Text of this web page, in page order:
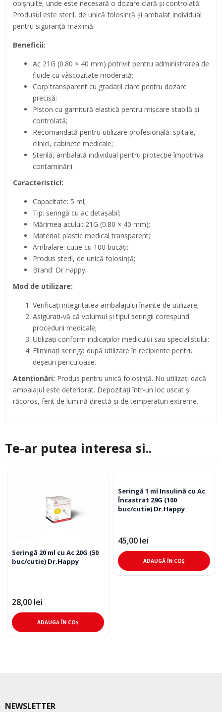
obișnuite, unde este necesară o dozare clară și controlată.
Produsul este steril, de unică folosință și ambalat individual
pentru siguranță maximă.
Beneficii:
Ac 21G (0.80 × 40 mm) potrivit pentru administrarea de
fluide cu vâscozitate moderată;
Corp transparent cu gradații clare pentru dozare
precisă;
Piston cu garnitură elastică pentru mișcare stabilă și
controlată;
Recomandată pentru utilizare profesională: spitale,
clinici, cabinete medicale;
Sterilă, ambalată individual pentru protecție împotriva
contaminării.
Caracteristici:
Capacitate: 5 ml;
Tip: seringă cu ac detașabil;
Mărimea acului: 21G (0.80 × 40 mm);
Material: plastic medical transparent;
Ambalare: cutie cu 100 bucăți;
Produs steril, de unică folosință;
Brand: Dr.Happy.
Mod de utilizare:
Verificați integritatea ambalajului înainte de utilizare;
Asigurați-vă că volumul și tipul seringii corespund
procedurii medicale;
Utilizați conform indicațiilor medicului sau specialistului;
Eliminați seringa după utilizare în recipiente pentru
deșeuri periculoase.
Atenționări: Produs pentru unică folosință. Nu utilizați dacă
ambalajul este deteriorat. Depozitați într-un loc uscat și
răcoros, ferit de lumină directă și de temperaturi extreme.
Te-ar putea interesa si..
Seringă 20 ml cu Ac 20G (50
buc/cutie) Dr.Happy
28,00 lei
ADAUGĂ ÎN COȘ
Seringă 1 ml Insulină cu Ac
Încastrat 29G (100
buc/cutie) Dr.Happy
45,00 lei
ADAUGĂ ÎN COȘ
NEWSLETTER